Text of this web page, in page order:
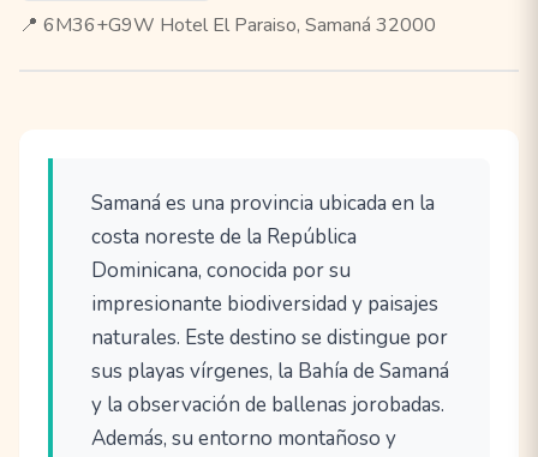
📍 6M36+G9W Hotel El Paraiso, Samaná 32000
Samaná es una provincia ubicada en la
costa noreste de la República
Dominicana, conocida por su
impresionante biodiversidad y paisajes
naturales. Este destino se distingue por
sus playas vírgenes, la Bahía de Samaná
y la observación de ballenas jorobadas.
Además, su entorno montañoso y